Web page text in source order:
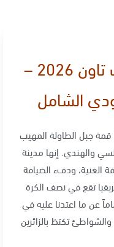
أفضل وقت لزيارة كيب تاون 2026 –
الشامل
قمة جبل الطاولة المهيب
والهندي. إنها مدينة
الغنية، ودفء الضيافة
تقع في نصف الكرة
عن ما اعتدنا عليه في
تكتظ بالزائرين